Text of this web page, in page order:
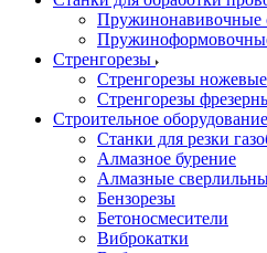
Пружинонавивочные
Стренгорезы
Стренгорезы ножевые
Стренгорезы
Строительное оборудование
Станки для резки
Алмазное бурение
Алмазные
Бензорезы
Бетоносмесители
Виброкатки